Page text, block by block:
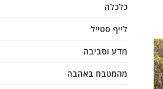
כלכלה
לייף סטייל
מדע וסביבה
מהמטבח באהבה